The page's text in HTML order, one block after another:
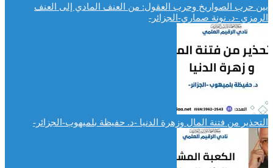
بين حرب الصواريخ وحرب العقول: من العنف المادي إلى العنف
الرمزي -د. نونة صماري-الجزائر-
التحذير من فتنة المال وزهرة الدنيا -د. حفيظة بلميهوب-الجزائر-